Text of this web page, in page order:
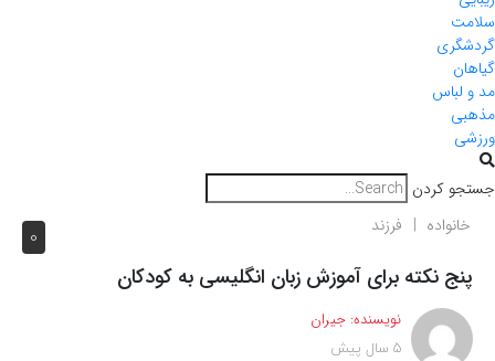
سلامت
گردشگری
گیاهان
مد و لباس
مذهبی
ورزشی
جستجو کردن
0 خانواده فرزند
پنج نکته برای آموزش زبان انگلیسی به کودکان
نویسنده: جیران
5 سال پیش